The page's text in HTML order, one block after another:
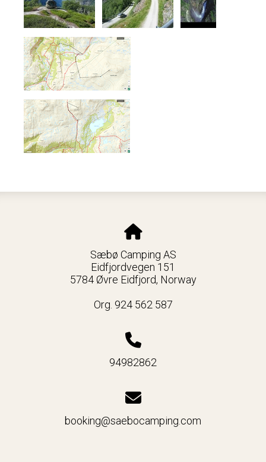
Sæbø Camping AS
Eidfjordvegen 151
5784 Øvre Eidfjord, Norway
Org. 924 562 587
94982862
booking@saebocamping.com